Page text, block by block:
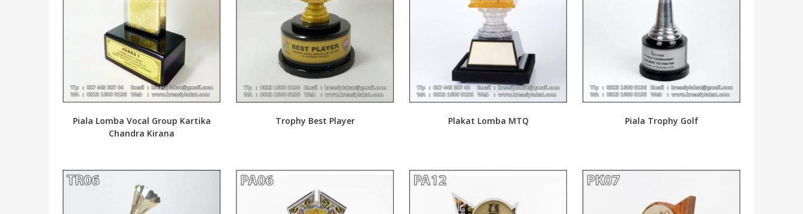
Piala Lomba Vocal Group Kartika
Chandra Kirana
Trophy Best Player Plakat Lomba MTQ Piala Trophy Golf